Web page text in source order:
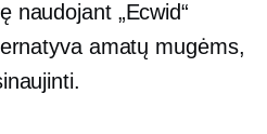
naudojant „Ecwid“
amatų mugėms,